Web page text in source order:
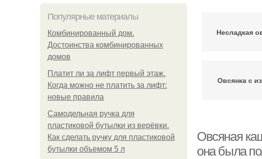
Популярные материалы
Комбинированный дом.
Достоинства комбинированных
домов
Платит ли за лифт первый этаж.
Когда можно не платить за лифт:
новые правила
Самодельная ручка для
пластиковой бутылки из верёвки.
Как сделать ручку для пластиковой
бутылки объемом 5 л
Несладкая
Овсянка с
Овсяная
она была